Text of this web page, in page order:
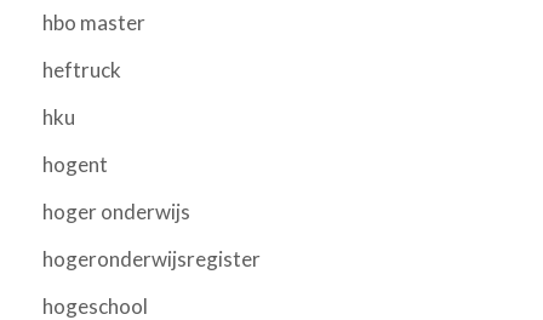
hbo master
heftruck
hku
hogent
hoger onderwijs
hogeronderwijsregister
hogeschool